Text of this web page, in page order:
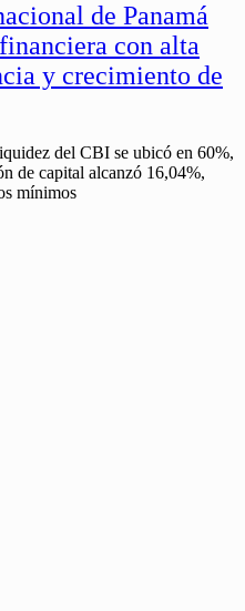
de Panamá
con alta
y crecimiento de
del CBI se ubicó en 60%,
de capital alcanzó 16,04%,
mínimos